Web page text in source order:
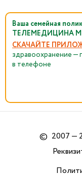
Ваша семейная
ТЕЛЕМЕДИЦИНА
СКАЧАЙТЕ
здравоохранение —
в телефоне
© 2007 —